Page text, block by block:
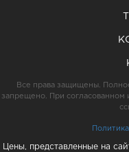
Все права защищены.
запрещено. При согласованном
Цены, представленные на